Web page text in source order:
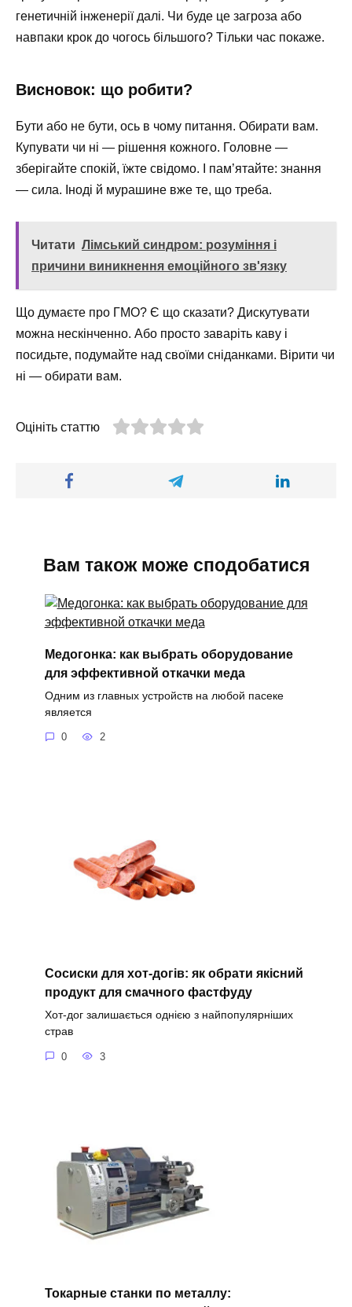
генетичній інженерії далі. Чи буде це загроза або
навпаки крок до чогось більшого? Тільки час покаже.
Висновок: що робити?
Бути або не бути, ось в чому питання. Обирати вам.
Купувати чи ні — рішення кожного. Головне —
зберігайте спокій, їжте свідомо. І пам’ятайте: знання
— сила. Іноді й мурашине вже те, що треба.
Читати Лімський синдром: розуміння і
причини виникнення емоційного зв'язку
Що думаєте про ГМО? Є що сказати? Дискутувати
можна нескінченно. Або просто заваріть каву і
посидьте, подумайте над своїми сніданками. Вірити чи
ні — обирати вам.
Оцініть статтю
Вам також може сподобатися
Медогонка: как выбрать оборудование
для эффективной откачки меда
Одним из главных устройств на любой пасеке
является
0 2
Сосиски для хот-догів: як обрати якісний
продукт для смачного фастфуду
Хот-дог залишається однією з найпопулярніших
страв
0 3
Токарные станки по металлу: